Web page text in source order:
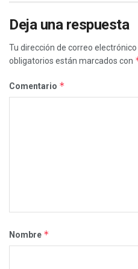
Deja una respuesta
Tu dirección de correo electrónico
obligatorios están marcados con
Comentario *
Nombre *